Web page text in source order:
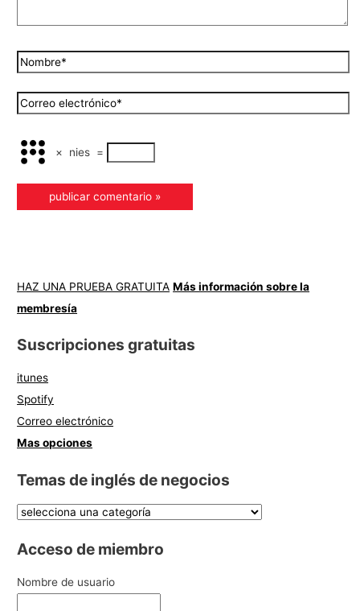
× nies =
HAZ UNA PRUEBA GRATUITA Más información sobre la
membresía
Suscripciones gratuitas
itunes
Spotify
Correo electrónico
Mas opciones
Temas de inglés de negocios
Acceso de miembro
Nombre de usuario